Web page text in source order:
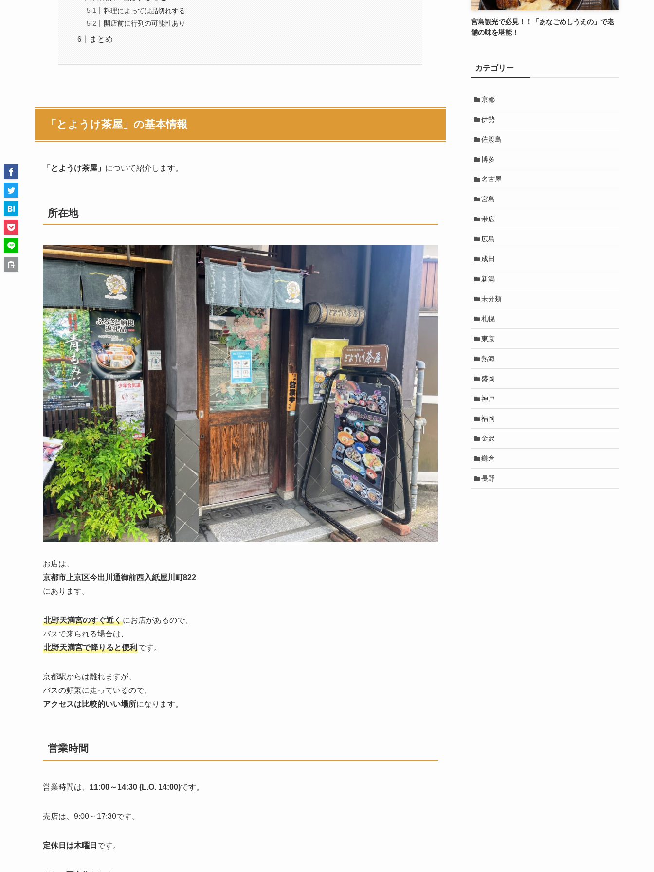
料理によっては品切れする
開店前に行列の可能性あり
まとめ
「とようけ茶屋」の基本情報
「とようけ茶屋」 について紹介します。
所在地
お店は、
京都市上京区今出川通御前西入紙屋川町822
にあります。
北野天満宮のすぐ近くにお店があるので、
バスで来られる場合は、
北野天満宮で降りると便利です。
京都駅からは離れますが、
バスの頻繁に走っているので、
アクセスは比較的いい場所になります。
営業時間
営業時間は、 11:00～14:30 (L.O. 14:00)です。
売店は、9:00～17:30です。
定休日は木曜日 です。
宮島観光で必見！！「あなごめしうえの」で老
舗の味を堪能！
カテゴリー
京都
伊勢
佐渡島
博多
名古屋
宮島
帯広
広島
成田
新潟
未分類
札幌
東京
熱海
盛岡
神戸
福岡
金沢
鎌倉
長野